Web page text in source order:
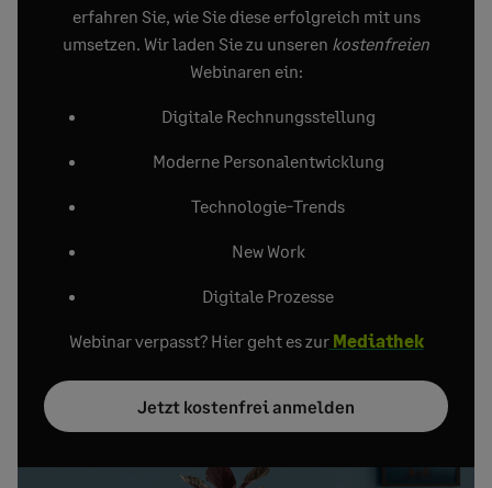
erfahren Sie, wie Sie diese erfolgreich mit uns
umsetzen. Wir laden Sie zu unseren kostenfreien
Webinaren ein:
Digitale Rechnungsstellung
Moderne Personalentwicklung
Technologie-Trends
New Work
Digitale Prozesse
Webinar verpasst? Hier geht es zur Mediathek
Jetzt kostenfrei anmelden